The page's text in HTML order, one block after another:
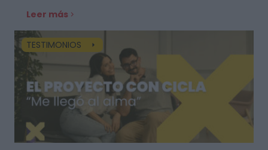
Leer más
TESTIMONIOS